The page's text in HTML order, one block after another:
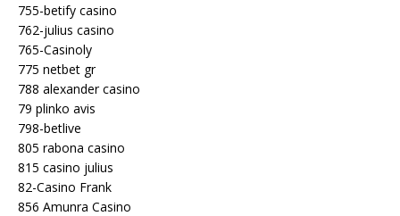
755-betify casino
762-julius casino
765-Casinoly
775 netbet gr
788 alexander casino
79 plinko avis
798-betlive
805 rabona casino
815 casino julius
82-Casino Frank
856 Amunra Casino